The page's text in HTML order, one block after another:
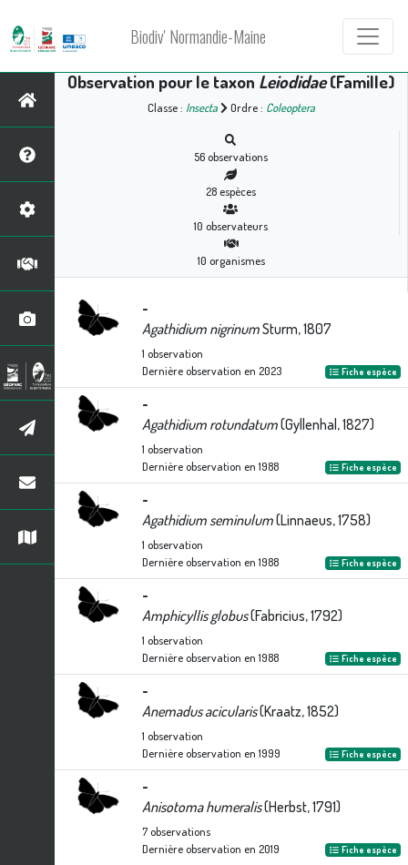
Biodiv' Normandie-Maine
Observation pour le taxon Leiodidae(Famille)
Classe : Insecta Ordre : Coleoptera
56observations
28espèces
10 observateurs
10 organismes
-
Agathidium nigrinumSturm, 1807
1 observation
Dernière observation en 2023 Fiche espèce
-
Agathidium rotundatum(Gyllenhal, 1827)
1 observation
Dernière observation en 1988 Fiche espèce
-
Agathidium seminulum(Linnaeus, 1758)
1 observation
Dernière observation en 1988 Fiche espèce
-
Amphicyllis globus(Fabricius, 1792)
1 observation
Dernière observation en 1988 Fiche espèce
-
Anemadus acicularis(Kraatz, 1852)
1 observation
Dernière observation en 1999 Fiche espèce
-
Anisotoma humeralis(Herbst, 1791)
7observations
Dernière observation en 2019 Fiche espèce